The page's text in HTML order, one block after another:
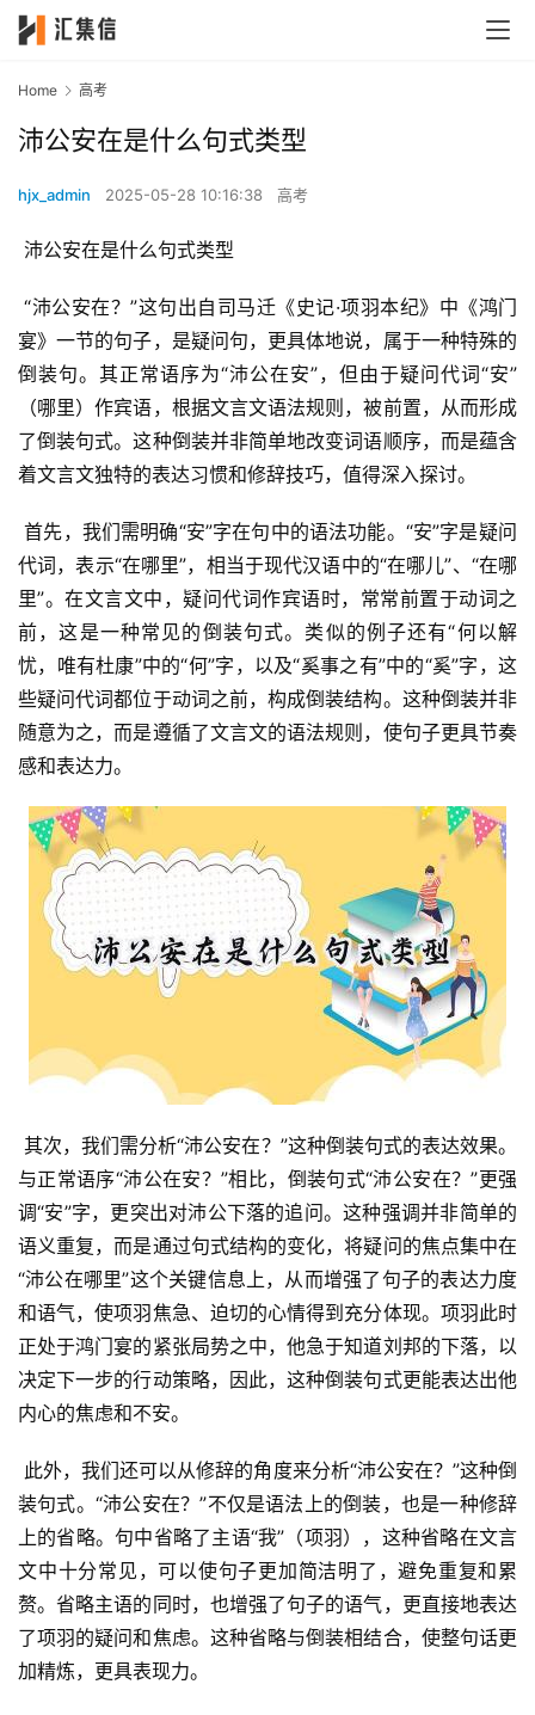
Home 高考
沛公安在是什么句式类型
hjx_admin 2025-05-28 10:16:38 高考
沛公安在是什么句式类型
“沛公安在？”这句出自司马迁《史记·项羽本纪》中《鸿门
宴》一节的句子，是疑问句，更具体地说，属于一种特殊的
倒装句。其正常语序为“沛公在安”，但由于疑问代词“安”
（哪里）作宾语，根据文言文语法规则，被前置，从而形成
了倒装句式。这种倒装并非简单地改变词语顺序，而是蕴含
着文言文独特的表达习惯和修辞技巧，值得深入探讨。
首先，我们需明确“安”字在句中的语法功能。“安”字是疑问
代词，表示“在哪里”，相当于现代汉语中的“在哪儿”、“在哪
里”。在文言文中，疑问代词作宾语时，常常前置于动词之
前，这是一种常见的倒装句式。类似的例子还有“何以解
忧，唯有杜康”中的“何”字，以及“奚事之有”中的“奚”字，这
些疑问代词都位于动词之前，构成倒装结构。这种倒装并非
随意为之，而是遵循了文言文的语法规则，使句子更具节奏
感和表达力。
其次，我们需分析“沛公安在？”这种倒装句式的表达效果。
与正常语序“沛公在安？”相比，倒装句式“沛公安在？”更强
调“安”字，更突出对沛公下落的追问。这种强调并非简单的
语义重复，而是通过句式结构的变化，将疑问的焦点集中在
“沛公在哪里”这个关键信息上，从而增强了句子的表达力度
和语气，使项羽焦急、迫切的心情得到充分体现。项羽此时
正处于鸿门宴的紧张局势之中，他急于知道刘邦的下落，以
决定下一步的行动策略，因此，这种倒装句式更能表达出他
内心的焦虑和不安。
装句式。“沛公安在？”不仅是语法上的倒装，也是一种修辞
上的省略。句中省略了主语“我”（项羽），这种省略在文言
文中十分常见，可以使句子更加简洁明了，避免重复和累
赘。省略主语的同时，也增强了句子的语气，更直接地表达
了项羽的疑问和焦虑。这种省略与倒装相结合，使整句话更
加精炼，更具表现力。